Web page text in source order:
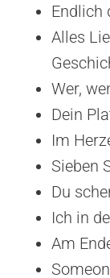
Endlich
Alles
Wer,
Dein
Im
Sieben
Du
Ich in
Am